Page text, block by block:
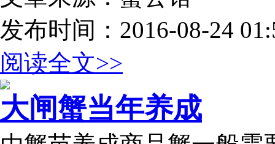
发布时间：2016-08-24
阅读全文>>
大闸蟹当年养成